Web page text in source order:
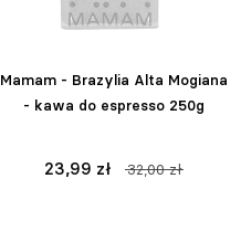
Mamam - Brazylia Alta Mogiana
- kawa do espresso 250g
23,99 zł 32,00 zł